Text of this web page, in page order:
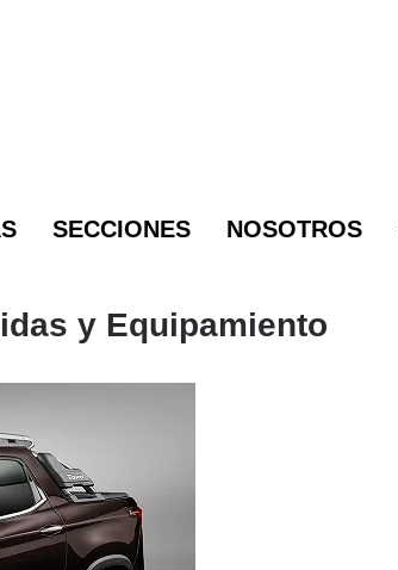
SECCIONES NOSOTROS
y Equipamiento